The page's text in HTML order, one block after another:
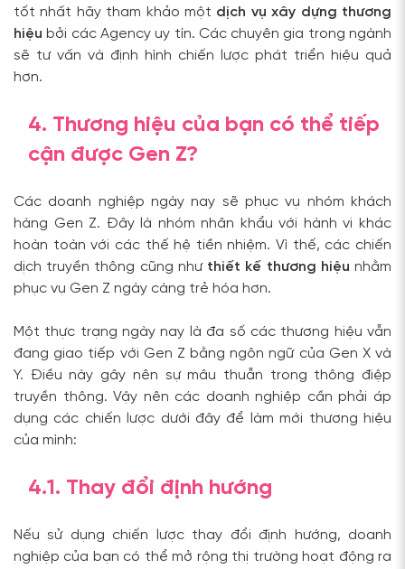
tốt nhất hãy tham khảo một dịch vụ xây dựng thương
hiệu bởi các Agency uy tín. Các chuyên gia trong ngành
sẽ tư vấn và định hình chiến lược phát triển hiệu quả
hơn.
4. Thương hiệu của bạn có thể tiếp
cận được Gen Z?
Các doanh nghiệp ngày nay sẽ phục vụ nhóm khách
hàng Gen Z. Đây là nhóm nhân khẩu với hành vi khác
hoàn toàn với các thế hệ tiền nhiệm. Vì thế, các chiến
dịch truyền thông cũng như thiết kế thương hiệu nhằm
phục vụ Gen Z ngày càng trẻ hóa hơn.
Một thực trạng ngày nay là đa số các thương hiệu vẫn
đang giao tiếp với Gen Z bằng ngôn ngữ của Gen X và
Y. Điều này gây nên sự mâu thuẫn trong thông điệp
truyền thông. Vậy nên các doanh nghiệp cần phải áp
dụng các chiến lược dưới đây để làm mới thương hiệu
của mình:
4.1. Thay đổi định hướng
Nếu sử dụng chiến lược thay đổi định hướng, doanh
nghiệp của bạn có thể mở rộng thị trường hoạt động ra